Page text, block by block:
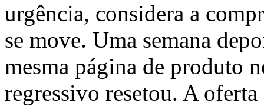
urgência, considera a
se move. Uma semana
mesma página de produto
regressivo resetou. A